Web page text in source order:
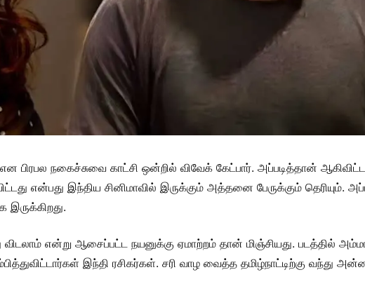
நகைச்சுவை காட்சி ஒன்றில் விவேக் கேட்பார். அப்படித்தான்
என்பது இந்திய சினிமாவில் இருக்கும் அத்தனை பேருக்கும் தெரியும்.
விடலாம் என்று ஆசைப்பட்ட நயனுக்கு ஏமாற்றம் தான் மிஞ்சியது. படத்தில்
இந்தி ரசிகர்கள். சரி வாழ வைத்த தமிழ்நாட்டிற்கு வந்து